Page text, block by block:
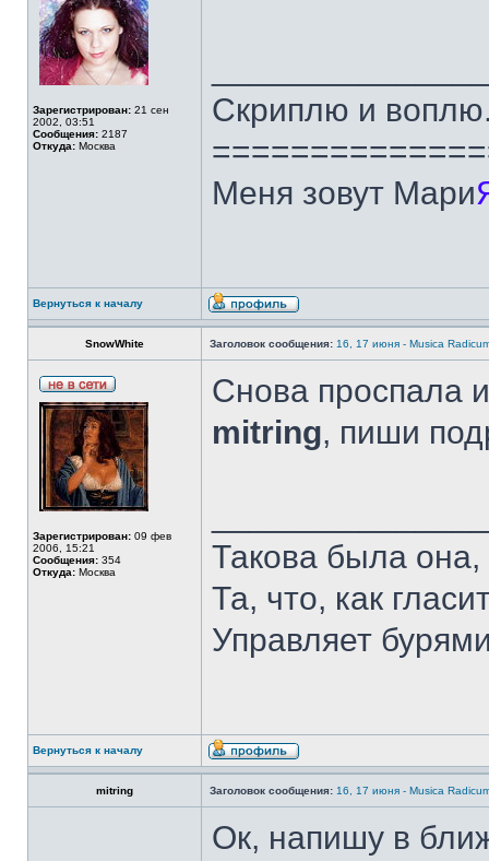
Зарегистрирован: 21 сен
2002, 03:51
Сообщения: 2187
Откуда: Москва
Скриплю и
Меня зовут Мари
Вернуться к началу
SnowWhite Заголовок сообщения: 16, 17 июня - Musica
Зарегистрирован: 09 фев
2006, 15:21
Сообщения: 354
Откуда: Москва
Снова проспала
mitring, пиши
Такова была она,
Та, что, как
Управляет
Вернуться к началу
mitring Заголовок сообщения: 16, 17 июня - Musica
Ок, напишу в